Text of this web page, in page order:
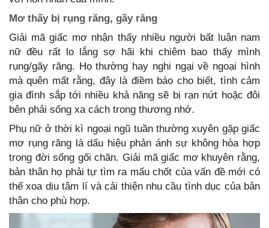
Mơ thấy bị rụng răng, gãy răng
Giải mã giấc mơ nhận thấy nhiều người bất luận nam
nữ đều rất lo lắng sợ hãi khi chiêm bao thấy mình
rụng/gãy răng. Họ thường hay nghi ngại về ngoại hình
mà quên mất rằng, đây là điềm báo cho biết, tình cảm
gia đình sắp tới nhiều khả năng sẽ bị rạn nứt hoặc đôi
bên phải sống xa cách trong thương nhớ.
Phụ nữ ở thời kì ngoại ngũ tuần thường xuyên gặp giấc
mơ rụng răng là dấu hiệu phản ánh sự không hòa hợp
trong đời sống gối chăn. Giải mã giấc mơ khuyên rằng,
bản thân họ phải tự tìm ra mấu chốt của vấn đề mới có
thể xoa dịu tâm lí và cải thiện nhu cầu tình dục của bản
thân cho phù hợp.